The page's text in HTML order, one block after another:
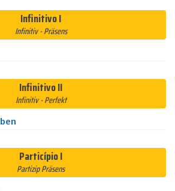
Infinitivo I
Infinitiv - Präsens
Infinitivo II
Infinitiv - Perfekt
Particípio I
Partizip Präsens